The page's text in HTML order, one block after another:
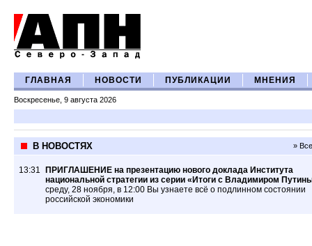
ГЛАВНАЯ НОВОСТИ ПУБЛИКАЦИИ МНЕНИЯ
Воскресенье, 9 августа 2026
В НОВОСТЯХ »
13:31
ПРИГЛАШЕНИЕ на презентацию нового доклада Института
национальной стратегии из серии «Итоги с Владимиром
среду, 28 ноября, в 12:00 Вы узнаете всё о подлинном состоянии
российской экономики